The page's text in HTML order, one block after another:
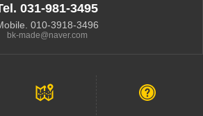
031-981-3495
010-3918-3496
bk-made@naver.com